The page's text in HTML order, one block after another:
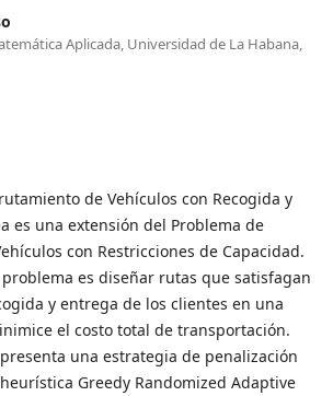
Aplicada, Universidad de La Habana,
de Vehículos con Recogida y
es una extensión del Problema de
con Restricciones de Capacidad.
es diseñar rutas que satisfagan
y entrega de los clientes en una
el costo total de transportación.
una estrategia de penalización
Greedy Randomized Adaptive